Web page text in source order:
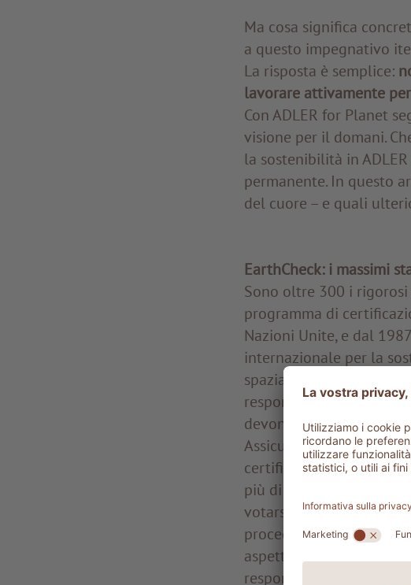
Ma cosa significa
a questo impegnativo
La risposta è semplice:
lavorare attivamente
Con ADLER for Planet
visione per il domani.
la sostenibilità in
permanente. In questo
del cuore – e quali
EarthCheck: i massimi
Sono oltre 300 i
programma di
Nazioni Unite, e dal
internazionale per la
spaziano dalla
responsabilità sociale.
devono essere raggiunti
Assicurare la
certificazione di tutte le
più di qualche spunta
votarsi al cambiamento.
proceduto a raccogliere
aspetto è stato
responsabile di acqua,